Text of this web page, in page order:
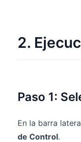
2.
Paso 1:
En la barra
de Control.